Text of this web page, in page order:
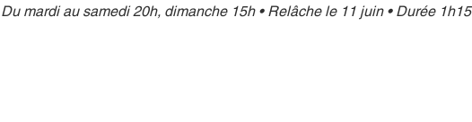
mardi au samedi 20h, dimanche 15h • Relâche le 11 juin • Durée 1h15